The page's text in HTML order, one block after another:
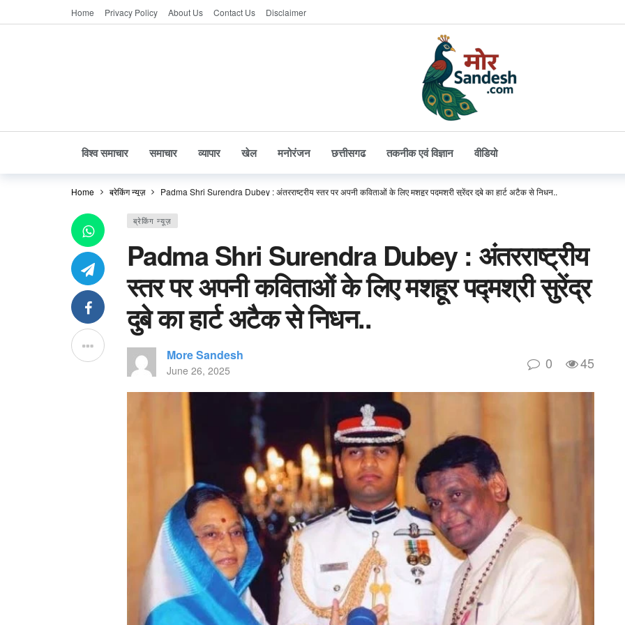
Home Privacy Policy About Us Contact Us Disclaimer
विश्व समाचार समाचार व्यापार खेल मनोरंजन छत्तीसगढ तकनीक एवं विज्ञान वीडियो
Home ब्रेकिंग न्यूज़ Padma Shri Surendra Dubey : अंतरराष्ट्रीय स्तर पर अपनी कविताओं के लिए मशहूर पद्मश्री सुरेंद्र दुबे का हार्ट अटैक से निधन..
ब्रेकिंग न्यूज़
Padma Shri Surendra Dubey : अंतरराष्ट्रीय
स्तर पर अपनी कविताओं के लिए मशहूर पद्मश्री सुरेंद्र
दुबे का हार्ट अटैक से निधन..
More Sandesh
June 26, 2025 0 45